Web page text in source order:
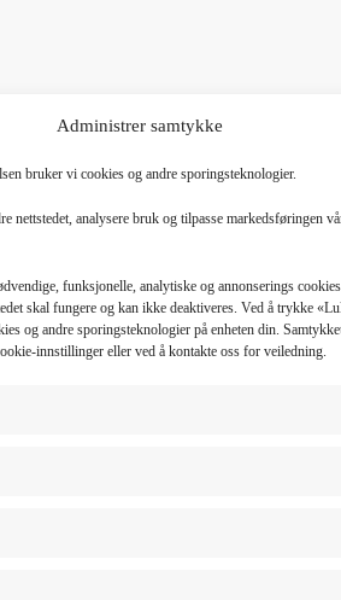
Administrer samtykke
bruker vi cookies og andre sporingsteknologier.
nettstedet, analysere bruk og tilpasse markedsføringen
funksjonelle, analytiske og annonserings
skal fungere og kan ikke deaktiveres. Ved å trykke
og andre sporingsteknologier på enheten din.
innstillinger eller ved å kontakte oss for veiledning.